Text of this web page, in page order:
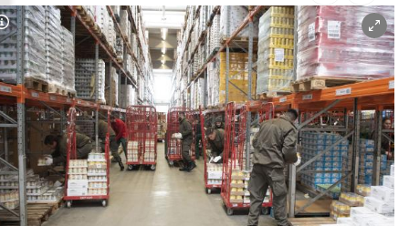
Untermenü
Untermenü
Untermenü
Untermenü
Untermenü
Copyright-Hinweis öffnen/schließen